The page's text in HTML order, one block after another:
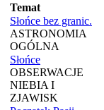
Temat
Słońce bez granic.
ASTRONOMIA
OGÓLNA
Słońce
OBSERWACJE
NIEBIA I
ZJAWISK